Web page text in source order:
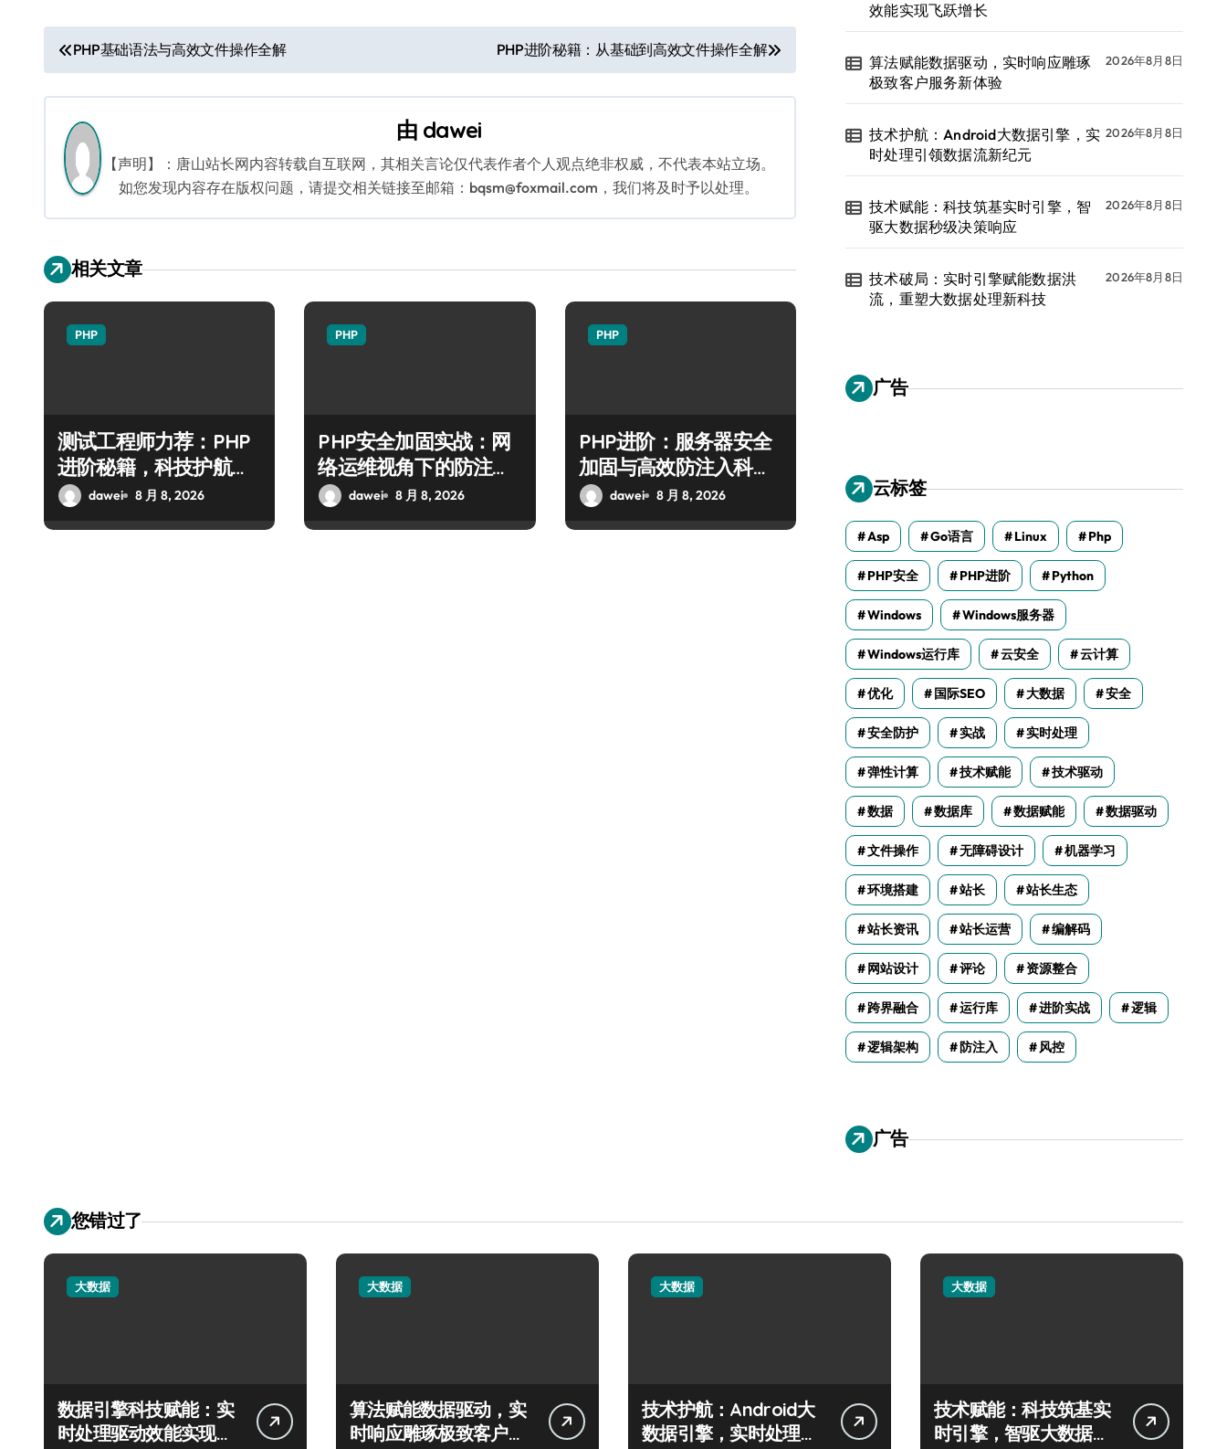
文
章
导
航
PHP基础语法与高效文件操作全解 PHP进阶秘籍：从基础到高效文件操作全解
由 dawei
【声明】：唐山站长网内容转载自互联网，其相关言论仅代表作者个人观点绝非权威，不代表本站立场。
如您发现内容存在版权问题，请提交相关链接至邮箱：bqsm@foxmail.com，我们将及时予以处理。
相关文章
PHP
测试工程师力荐：PHP
进阶秘籍，科技护航安
全防注入
dawei 8 月 8, 2026
PHP
PHP安全加固实战：网
络运维视角下的防注入
技术进阶
dawei 8 月 8, 2026
PHP
PHP进阶：服务器安全
加固与高效防注入科技
策略全解析
dawei 8 月 8, 2026
效能实现飞跃增长
算法赋能数据驱动，实时响应雕琢
极致客户服务新体验
2026年8月8日
技术护航：Android大数据引擎，实
时处理引领数据流新纪元
2026年8月8日
技术赋能：科技筑基实时引擎，智
驱大数据秒级决策响应
2026年8月8日
技术破局：实时引擎赋能数据洪
流，重塑大数据处理新科技
2026年8月8日
广告
云标签
Asp Go语言 Linux Php
PHP安全 PHP进阶 Python
Windows Windows服务器
Windows运行库 云安全 云计算
优化 国际SEO 大数据 安全
安全防护 实战 实时处理
弹性计算 技术赋能 技术驱动
数据 数据库 数据赋能 数据驱动
文件操作 无障碍设计 机器学习
环境搭建 站长 站长生态
站长资讯 站长运营 编解码
网站设计 评论 资源整合
跨界融合 运行库 进阶实战 逻辑
逻辑架构 防注入 风控
广告
您错过了
大数据
数据引擎科技赋能：实
时处理驱动效能实现飞
大数据
算法赋能数据驱动，实
时响应雕琢极致客户服
大数据
技术护航：Android大
数据引擎，实时处理引
大数据
技术赋能：科技筑基实
时引擎，智驱大数据秒